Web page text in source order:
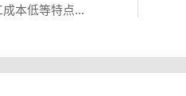
激光切割机通常是以切割为目的，具有精度高，切割快速，不局限于切割图案限制，自动排版节省材料，切口平滑，加工成本低等特点，将逐渐改进或取代于传统的金属切割工艺设备。激光切割机常见问题解答有哪些呢？1.切割嘴发热是什么原因导致的随着激光